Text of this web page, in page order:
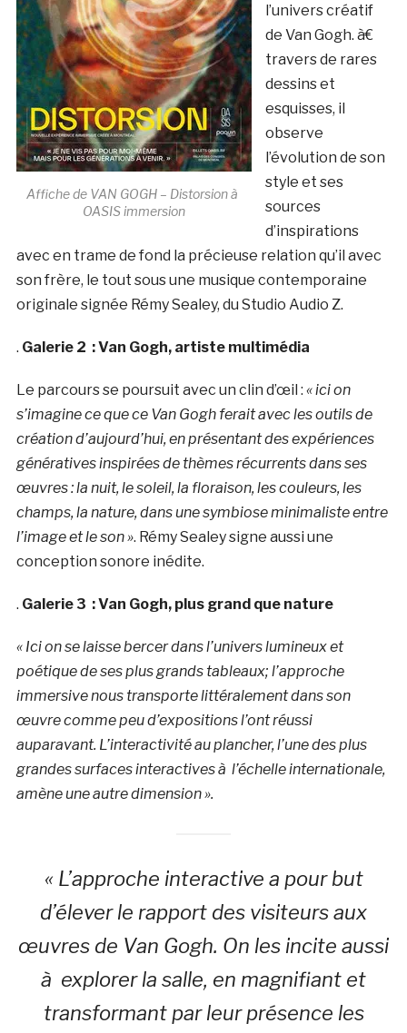
Affiche de VAN GOGH – Distorsion à
OASIS immersion
l’univers créatif
de Van Gogh. à€
travers de rares
dessins et
esquisses, il
observe
l’évolution de son
style et ses
sources
d’inspirations
avec en trame de fond la précieuse relation qu’il avec
son frère, le tout sous une musique contemporaine
originale signée Rémy Sealey, du Studio Audio Z.
. Galerie 2 : Van Gogh, artiste multimédia
Le parcours se poursuit avec un clin d’œil : « ici on
s’imagine ce que ce Van Gogh ferait avec les outils de
création d’aujourd’hui, en présentant des expériences
génératives inspirées de thèmes récurrents dans ses
œuvres : la nuit, le soleil, la floraison, les couleurs, les
champs, la nature, dans une symbiose minimaliste entre
l’image et le son ». Rémy Sealey signe aussi une
conception sonore inédite.
. Galerie 3 : Van Gogh, plus grand que nature
« Ici on se laisse bercer dans l’univers lumineux et
poétique de ses plus grands tableaux; l’approche
immersive nous transporte littéralement dans son
œuvre comme peu d’expositions l’ont réussi
auparavant. L’interactivité au plancher, l’une des plus
grandes surfaces interactives à l’échelle internationale,
amène une autre dimension ».
« L’approche interactive a pour but
d’élever le rapport des visiteurs aux
œuvres de Van Gogh. On les incite aussi
à explorer la salle, en magnifiant et
transformant par leur présence les